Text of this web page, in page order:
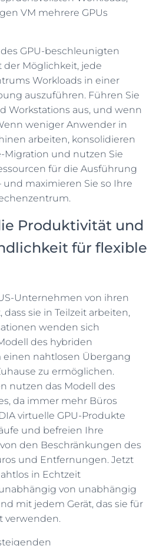
VM mehrere GPUs
GPU-beschleunigten
Möglichkeit, jede
Workloads in einer
auszuführen. Führen Sie
Workstations aus, und wenn
weniger Anwender in
arbeiten, konsolidieren
Migration und nutzen Sie
für die Ausführung
und maximieren Sie so Ihre
Produktivität und
für flexible
Unternehmen von ihren
sie in Teilzeit arbeiten,
wenden sich
des hybriden
einen nahtlosen Übergang
zu ermöglichen.
nutzen das Modell des
da immer mehr Büros
virtuelle GPU-Produkte
und befreien Ihre
den Beschränkungen des
und Entfernungen. Jetzt
in Echtzeit
von unabhängig
mit jedem Gerät, das sie für
verwenden.